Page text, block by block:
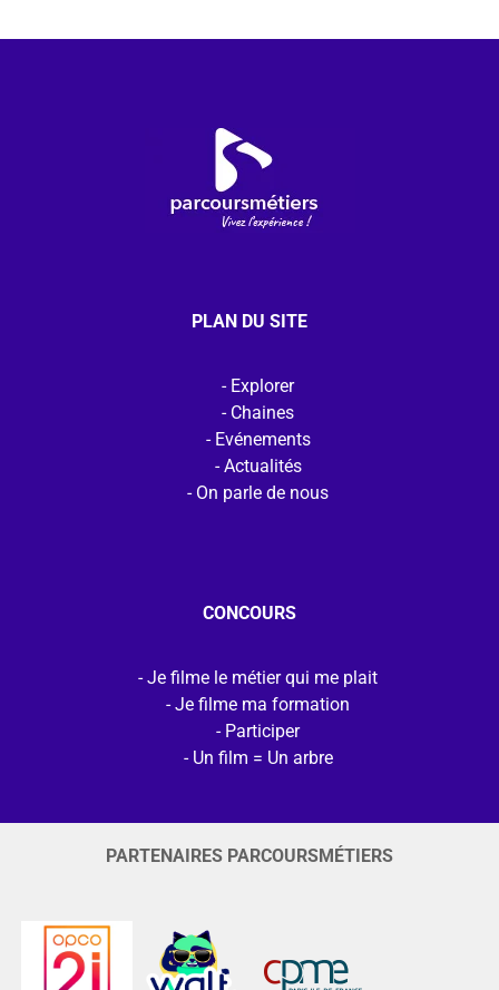
PLAN DU SITE
Explorer
Chaines
Evénements
Actualités
On parle de nous
CONCOURS
Je filme le métier qui me plait
Je filme ma formation
Participer
Un film = Un arbre
PARTENAIRES PARCOURSMÉTIERS